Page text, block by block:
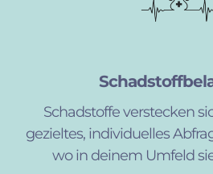
Schadstoffe verstecken
gezieltes, individuelles
wo in deinem Umfeld